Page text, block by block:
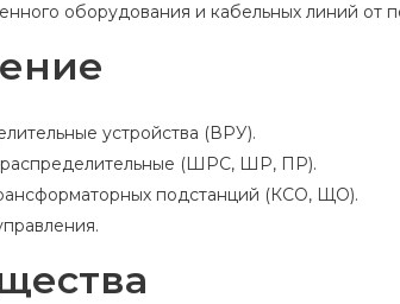
оборудования и кабельных линий от
устройства (ВРУ).
(ШРС, ШР, ПР).
подстанций (КСО, ЩО).